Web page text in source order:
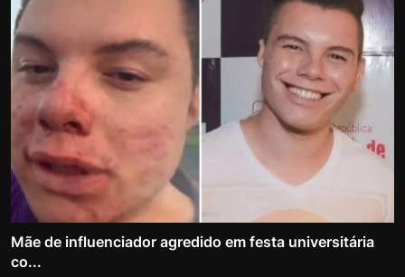
Mãe de influenciador agredido em festa universitária
co...